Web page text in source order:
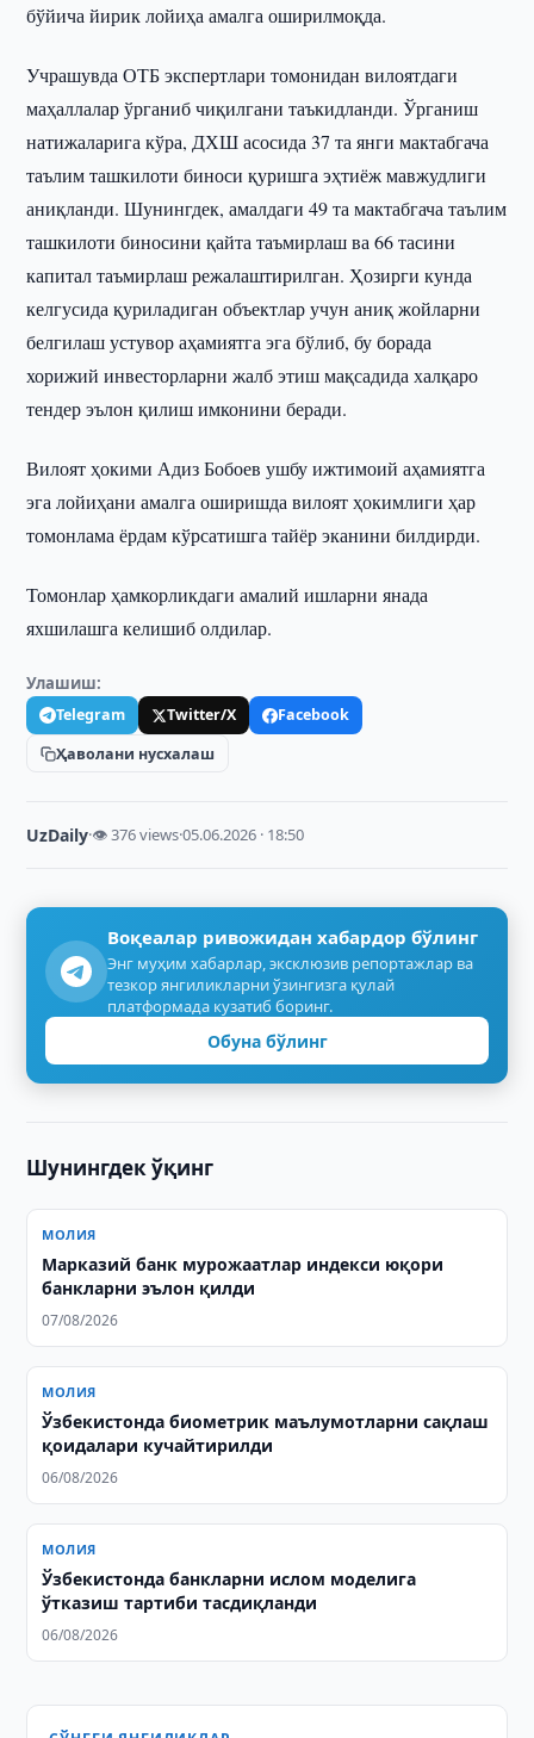
бўйича йирик лойиҳа амалга оширилмоқда.
Учрашувда ОТБ экспертлари томонидан вилоятдаги
маҳаллалар ўрганиб чиқилгани таъкидланди. Ўрганиш
натижаларига кўра, ДХШ асосида 37 та янги мактабгача
таълим ташкилоти биноси қуришга эҳтиёж мавжудлиги
аниқланди. Шунингдек, амалдаги 49 та мактабгача таълим
ташкилоти биносини қайта таъмирлаш ва 66 тасини
капитал таъмирлаш режалаштирилган. Ҳозирги кунда
келгусида қуриладиган объектлар учун аниқ жойларни
белгилаш устувор аҳамиятга эга бўлиб, бу борада
хорижий инвесторларни жалб этиш мақсадида халқаро
тендер эълон қилиш имконини беради.
Вилоят ҳокими Адиз Бобоев ушбу ижтимоий аҳамиятга
эга лойиҳани амалга оширишда вилоят ҳокимлиги ҳар
томонлама ёрдам кўрсатишга тайёр эканини билдирди.
Томонлар ҳамкорликдаги амалий ишларни янада
яхшилашга келишиб олдилар.
Улашиш:
Telegram Twitter/X
Facebook
Ҳаволани нусхалаш
UzDaily·👁 376 views·05.06.2026 · 18:50
Воқеалар ривожидан хабардор бўлинг
Энг муҳим хабарлар, эксклюзив репортажлар ва
тезкор янгиликларни ўзингизга қулай
платформада кузатиб боринг.
Обуна бўлинг
Шунингдек ўқинг
МОЛИЯ
Марказий банк мурожаатлар индекси юқори
банкларни эълон қилди
07/08/2026
МОЛИЯ
Ўзбекистонда биометрик маълумотларни сақлаш
қоидалари кучайтирилди
06/08/2026
МОЛИЯ
Ўзбекистонда банкларни ислом моделига
ўтказиш тартиби тасдиқланди
06/08/2026